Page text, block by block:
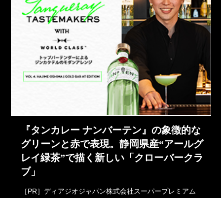
『タンカレー ナンバーテン』の象徴的な
グリーンと赤で表現。静岡県産“アールグ
レイ緑茶”で描く新しい「クローバークラ
ブ」
［PR］ディアジオジャパン株式会社スーパープレミアム